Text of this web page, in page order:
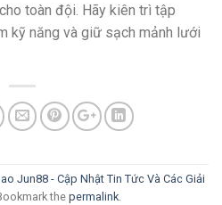
toàn đội. Hãy kiên trì tập
kỹ năng và giữ sạch mảnh lưới
Jun88 - Cập Nhật Tin Tức Và Các Giải
the permalink.